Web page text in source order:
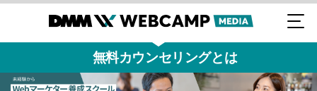
無料カウンセリングとは